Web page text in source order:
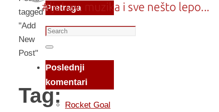
tagged
"Add
New
Post"
Tag:
Pretraga
Search
for:
Search
Poslednji
komentari
Rocket Goal